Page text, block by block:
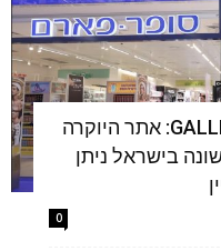
סופר-פארם משיקה את GALLERY: אתר היוקרה
בישראל ניתן
0